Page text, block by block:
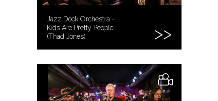
Jazz Dock Orchestra -
Kids Are Pretty People
(Thad Jones)